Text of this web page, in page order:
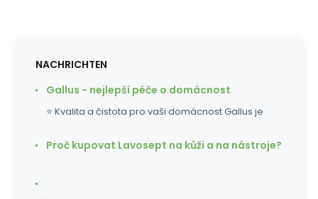
NACHRICHTEN
Gallus - nejlepší péče o domácnost
⭐ Kvalita a čistota pro vaši domácnost Gallus je
Proč kupovat Lavosept na kůži a na nástroje?